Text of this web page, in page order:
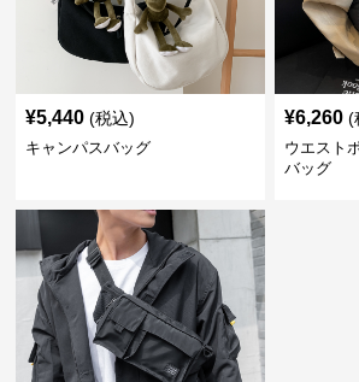
¥5,440 (税込)
キャンパスバッグ
¥6,260 (
ウエスト
バッグ